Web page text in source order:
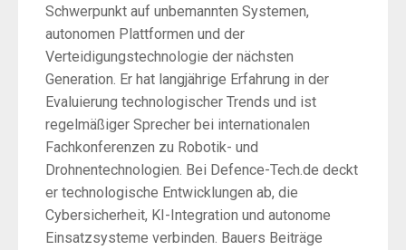
Schwerpunkt auf unbemannten Systemen,
autonomen Plattformen und der
Verteidigungstechnologie der nächsten
Generation. Er hat langjährige Erfahrung in der
Evaluierung technologischer Trends und ist
regelmäßiger Sprecher bei internationalen
Fachkonferenzen zu Robotik- und
Drohnentechnologien. Bei Defence-Tech.de deckt
er technologische Entwicklungen ab, die
Cybersicherheit, KI-Integration und autonome
Einsatzsysteme verbinden. Bauers Beiträge